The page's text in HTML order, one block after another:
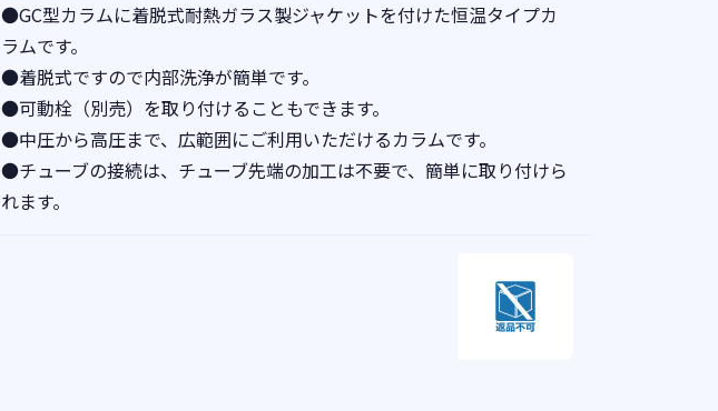
●GC型カラムに着脱式耐熱ガラス製ジャケットを付けた恒温タイプカ
ラムです。
●着脱式ですので内部洗浄が簡単です。
●可動栓（別売）を取り付けることもできます。
●中圧から高圧まで、広範囲にご利用いただけるカラムです。
●チューブの接続は、チューブ先端の加工は不要で、簡単に取り付けら
れます。